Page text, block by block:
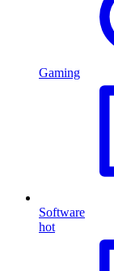
Gaming
Software
hot